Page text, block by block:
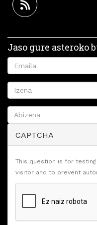
Jaso gure asteroko
CAPTCHA
This question is for
visitor and to prevent